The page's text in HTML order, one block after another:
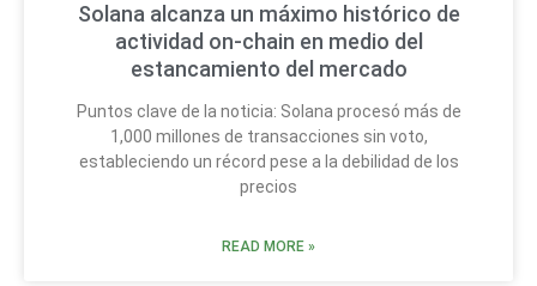
Solana alcanza un máximo histórico de
actividad on-chain en medio del
estancamiento del mercado
Puntos clave de la noticia: Solana procesó más de
1,000 millones de transacciones sin voto,
estableciendo un récord pese a la debilidad de los
precios
READ MORE »